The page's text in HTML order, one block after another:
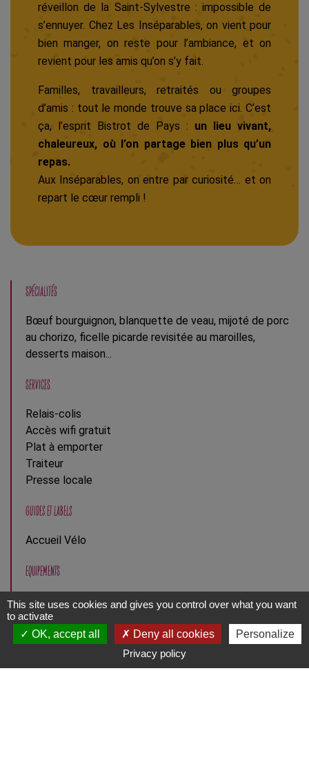
réveillon de la Saint-Sylvestre : impossible de
s’ennuyer. Chez Les Inséparables, on vient pour
bien manger, on reste pour l’ambiance, et on
revient pour les amis qu’on s’y fait.
Familles, travailleurs, retraités ou groupes
d’amis : tout le monde trouve sa place ici. C’est
ça, l’esprit Bistrot de Pays : un lieu vivant,
chaleureux, où l’on partage bien plus qu’un
repas.
Aux Inséparables, on entre par curiosité… et on
repart le cœur rempli !
SPÉCIALITÉS
Bœuf bourguignon, blanquette de veau, mijoté de porc
au chorizo, ficelle picarde revisitée au maroilles,
desserts maison...
SERVICES
Relais-colis
Accès wifi gratuit
Plat à emporter
Traiteur
Presse locale
GUIDES ET LABELS
Accueil Vélo
EQUIPEMENTS
Chaise haute
Table à langer
Terrasse
ANIMAUX
Contact S'y rendre
This site uses cookies and gives you control over what you want
to activate
OK, accept all
Deny all cookies
Personalize
Privacy policy